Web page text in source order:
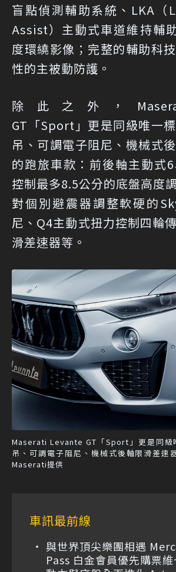
盲點偵測輔助系統、LKA（
Assist）主動式車道維持輔
度環繞影像；完整的輔助科
性的主被動防護。
除此之外，
GT「Sport」更是同級唯一
吊、可調電子阻尼、機械式
的跑旅車款：前後軸主動式
控制最多8.5公分的底盤高度
對個別避震器調整軟硬的
尼、Q4主動式扭力控制四輪
滑差速器等。
Maserati Levante GT「Sport」更是同級
吊、可調電子阻尼、機械式後軸限滑差速
Maserati提供
車訊最前線
與世界頂尖樂團相遇
Pass 白金會員優先購票